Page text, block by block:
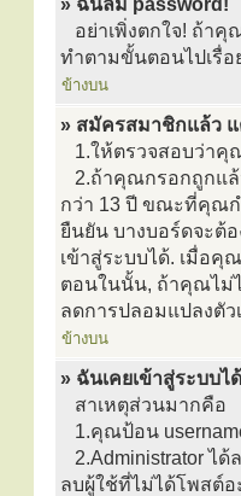
» ฉันลืม password!
อย่าเพิ่งตกใจ! ถ้าคุ
ทำตามขั้นตอนไปเรื่อ
ข้างบน
» สมัครสมาชิกแล้ว แ
1.ให้ตรวจสอบว่าคุ
2.ถ้าคุณกรอกถูกแล้
กว่า 13 ปี ขณะที่คุณ
ยืนยัน บางบอร์ดจะต้
เข้าสู่ระบบได้. เมื่อ
ตอนในนั้น, ถ้าคุณไม่
ลดการปลอมแปลงตั
ข้างบน
» ฉันเคยเข้าสู่ระบบ
สาเหตุส่วนมากคือ
1.คุณป้อน
2.Administrator ไ
ลบผู้ใช้ที่ไม่ได้โพสต์